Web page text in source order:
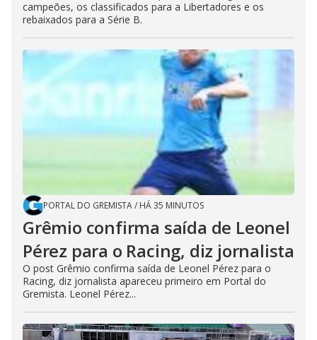
campeões, os classificados para a Libertadores e os
rebaixados para a Série B.
PORTAL DO GREMISTA/ HÁ 35 MINUTOS
Grêmio confirma saída de Leonel
Pérez para o Racing, diz jornalista
O post Grêmio confirma saída de Leonel Pérez para o
Racing, diz jornalista apareceu primeiro em Portal do
Gremista. Leonel Pérez...